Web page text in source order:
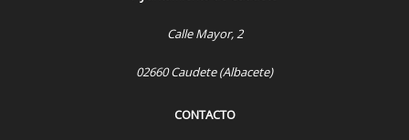
Calle Mayor, 2
02660 Caudete (Albacete)
CONTACTO